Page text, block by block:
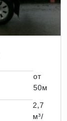
от
50м
2,7
м³/